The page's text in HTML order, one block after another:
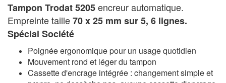
Tampon Trodat 5205encreur automatique.
Empreinte taille70 x 25 mm sur 5, 6 lignes.
Spécial Société
Poignée ergonomique pour un usage quotidien
Mouvement rond et léger du tampon
Cassette d'encrage intégrée : changement simple et